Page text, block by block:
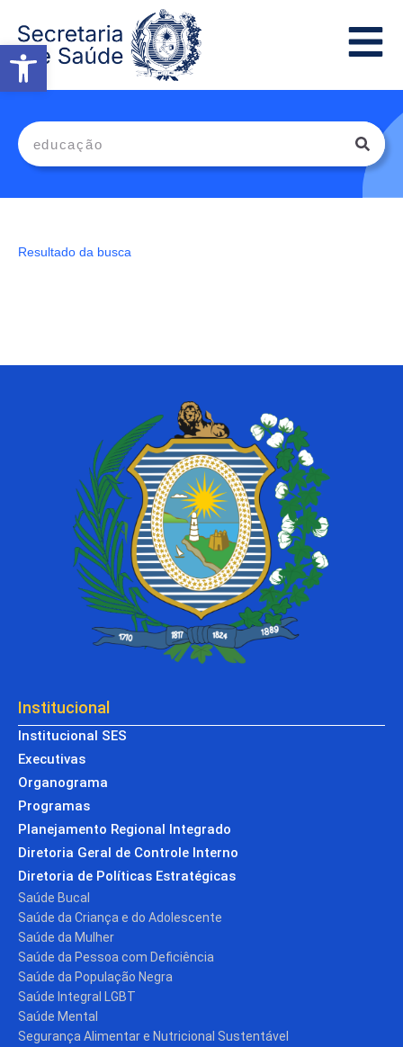
Abrir a barra de ferramentas
Resultado da busca
Institucional
Institucional SES
Executivas
Organograma
Programas
Planejamento Regional Integrado
Diretoria Geral de Controle Interno
Diretoria de Políticas Estratégicas
Saúde Bucal
Saúde da Criança e do Adolescente
Saúde da Mulher
Saúde da Pessoa com Deficiência
Saúde da População Negra
Saúde Integral LGBT
Saúde Mental
Segurança Alimentar e Nutricional Sustentável